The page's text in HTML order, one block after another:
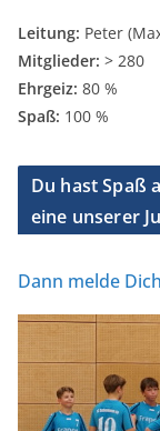
Leitung: Peter
Mitglieder: > 280
Ehrgeiz: 80 %
Spaß: 100 %
Du hast Spaß
eine unserer
Dann melde